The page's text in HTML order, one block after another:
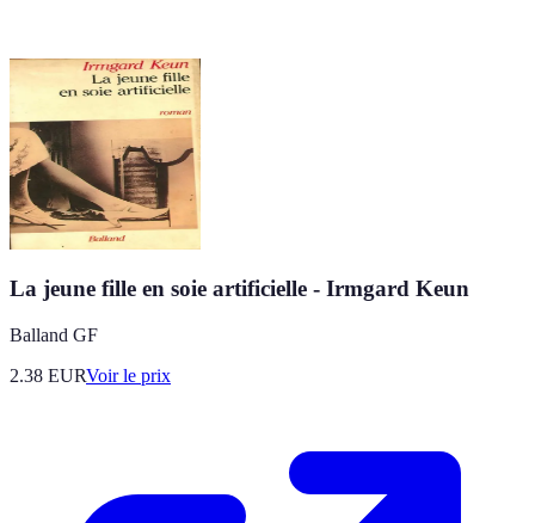
La jeune fille en soie artificielle - Irmgard Keun
Balland GF
2.38 EURVoir le prix